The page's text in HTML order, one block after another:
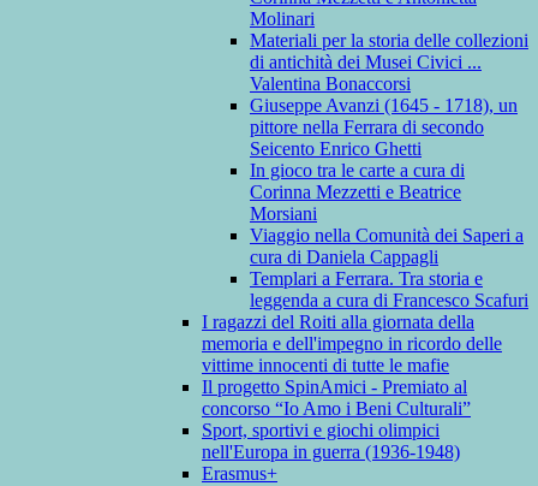
Molinari
Materiali per la storia delle collezioni
di antichità dei Musei Civici ...
Valentina Bonaccorsi
Giuseppe Avanzi (1645 - 1718), un
pittore nella Ferrara di secondo
Seicento Enrico Ghetti
In gioco tra le carte a cura di
Corinna Mezzetti e Beatrice
Morsiani
Viaggio nella Comunità dei Saperi a
cura di Daniela Cappagli
Templari a Ferrara. Tra storia e
leggenda a cura di Francesco Scafuri
I ragazzi del Roiti alla giornata della
memoria e dell'impegno in ricordo delle
vittime innocenti di tutte le mafie
Il progetto SpinAmici - Premiato al
concorso “Io Amo i Beni Culturali”
Sport, sportivi e giochi olimpici
nell'Europa in guerra (1936-1948)
Erasmus+